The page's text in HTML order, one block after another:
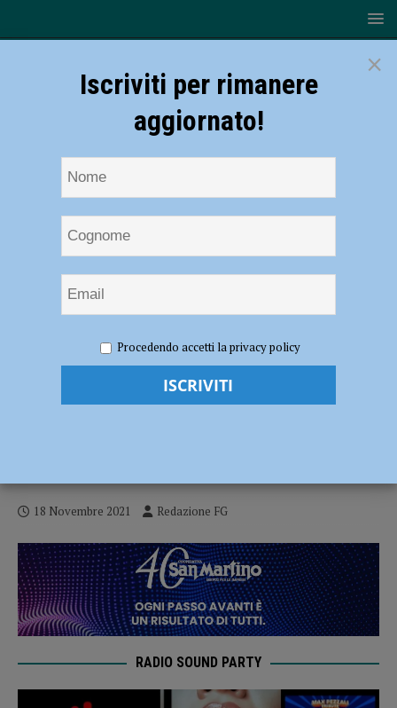
Coronavirus, 44 nuovi contagi e due decessi nel Piacentino: le vittime
hanno 87 anni e 81 anni
Coronavirus, 44 nuovi contagi e due
18 Novembre 2021 Redazione FG
RADIO SOUND PARTY
×
Iscriviti per rimanere
aggiornato!
Procedendo accetti la privacy policy